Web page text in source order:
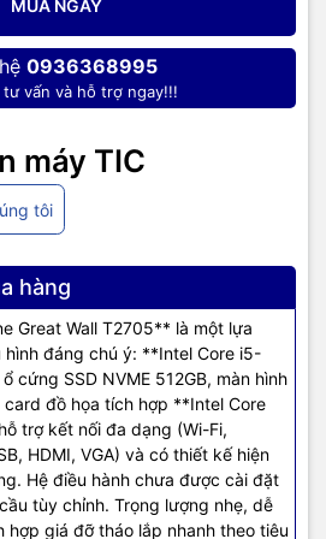
MUA NGAY
0936368995
vấn và hỗ trợ ngay!!!
máy TIC
tôi
hàng
Great Wall T2705** là một lựa
hình đáng chú ý: **Intel Core i5-
cứng SSD NVME 512GB, màn hình
card đồ họa tích hợp **Intel Core
trợ kết nối đa dạng (Wi-Fi,
HDMI, VGA) và có thiết kế hiện
Hệ điều hành chưa được cài đặt
tùy chỉnh. Trọng lượng nhẹ, dễ
giá đỡ tháo lắp nhanh theo tiêu
một thân máy gọn gàng, sản phẩm
vẫn đảm bảo hiệu năng ổn định.
thuật:
(8 nhân, 12 luồng)
giải Full HD
(No OS)
gian làm việc gọn gàng, hiện đại